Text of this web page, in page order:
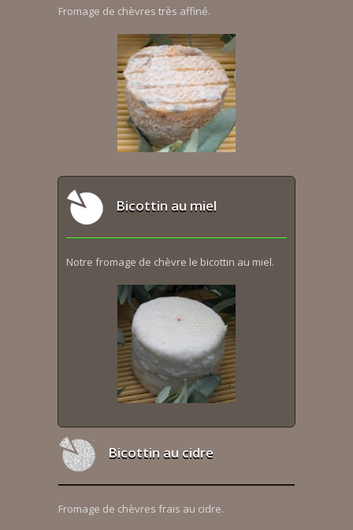
Fromage de chèvres très affiné.
Bicottin au miel
Notre fromage de chèvre le bicottin au miel.
Bicottin au cidre
Fromage de chèvres frais au cidre.